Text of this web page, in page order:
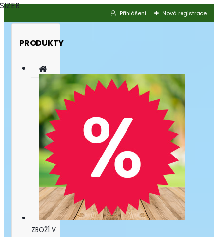
Přihlášení Nová registrace
PRODUKTY
ZBOŽÍ V
SIZER